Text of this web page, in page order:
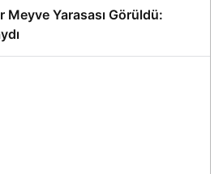
Meyve Yarasası Görüldü: